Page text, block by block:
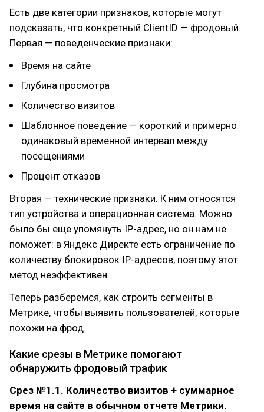
Есть две категории признаков, которые могут
подсказать, что конкретный ClientID — фродовый.
Первая — поведенческие признаки:
Время на сайте
Глубина просмотра
Количество визитов
Шаблонное поведение — короткий и примерно
одинаковый временной интервал между
посещениями
Процент отказов
Вторая — технические признаки. К ним относятся
тип устройства и операционная система. Можно
было бы еще упомянуть IP-адрес, но он нам не
поможет: в Яндекс Директе есть ограничение по
количеству блокировок IP-адресов, поэтому этот
метод неэффективен.
Теперь разберемся, как строить сегменты в
Метрике, чтобы выявить пользователей, которые
похожи на фрод.
Какие срезы в Метрике помогают
обнаружить фродовый трафик
Срез №1.1. Количество визитов + суммарное
время на сайте в обычном отчете Метрики.